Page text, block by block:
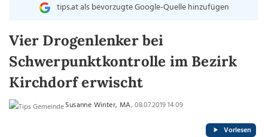
tips.at als bevorzugte Google-Quelle hinzufügen
Vier Drogenlenker bei
Schwerpunktkontrolle im Bezirk
Kirchdorf erwischt
Susanne Winter, MA, 08.07.2019 14:09
Vorlesen